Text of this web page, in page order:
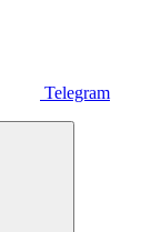
Telegram